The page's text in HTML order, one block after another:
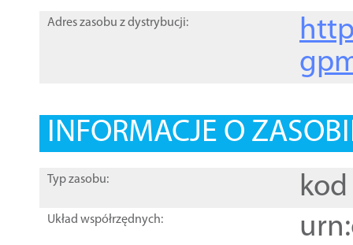
Adres zasobu z dystrybucji:
INFORMACJE O
Typ zasobu: kod
Układ współrzędnych: